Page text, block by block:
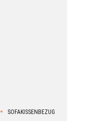
SOFAKISSENBEZUG